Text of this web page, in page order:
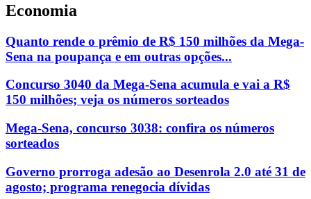
Economia
Quanto rende o prêmio de R$ 150 milhões da Mega-
Sena na poupança e em outras opções...
Concurso 3040 da Mega-Sena acumula e vai a R$
150 milhões; veja os números sorteados
Mega-Sena, concurso 3038: confira os números
sorteados
Governo prorroga adesão ao Desenrola 2.0 até 31 de
agosto; programa renegocia dívidas